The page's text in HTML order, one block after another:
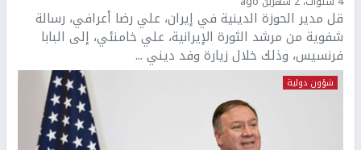
قل مدير الحوزة الدينية في إيران، علي رضا أعرافي، رسالة
شفوية من مرشد الثورة الإيرانية، علي خامنئي، إلى البابا
فرنسيس، وذلك خلال زيارة وفد ديني ...
شؤون دولية